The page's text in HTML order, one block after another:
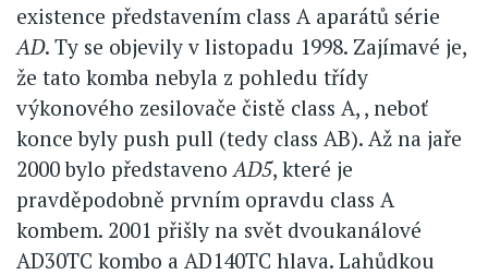
existence představením class A aparátů série
AD. Ty se objevily v listopadu 1998. Zajímavé je,
že tato komba nebyla z pohledu třídy
výkonového zesilovače čistě class A, , neboť
konce byly push pull (tedy class AB). Až na jaře
2000 bylo představeno AD5, které je
pravděpodobně prvním opravdu class A
kombem. 2001 přišly na svět dvoukanálové
AD30TC kombo a AD140TC hlava. Lahůdkou